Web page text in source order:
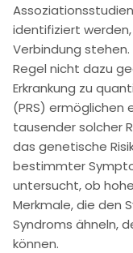
identifiziert werden,
Verbindung stehen.
Regel nicht dazu
Erkrankung zu
(PRS) ermöglichen
tausender solcher
das genetische
bestimmter
untersucht, ob
Merkmale, die den
Syndroms ähneln,
können.